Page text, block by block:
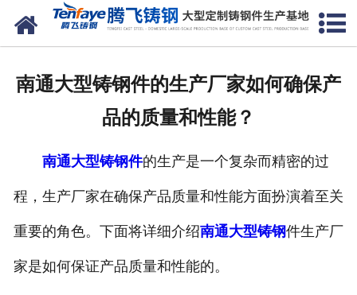
网站首页
生产能力
南通大型铸钢件的生产厂家如何确保产
品的质量和性能？
南通大型铸钢件的生产是一个复杂而精密的过
程，生产厂家在确保产品质量和性能方面扮演着至关
重要的角色。下面将详细介绍南通大型铸钢件生产厂
家是如何保证产品质量和性能的。